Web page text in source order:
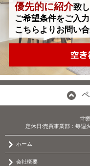
優先的に紹介致
ご希望条件をご入力
こちらよりお問い
営
定休日:売買事業部：毎週
ホーム
会社概要